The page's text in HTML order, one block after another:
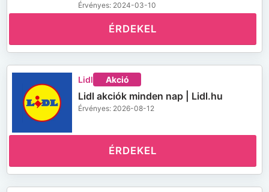
Érvényes: 2024-03-10
ÉRDEKEL
Lidl Akció
Lidl akciók minden nap | Lidl.hu
Érvényes: 2026-08-12
ÉRDEKEL